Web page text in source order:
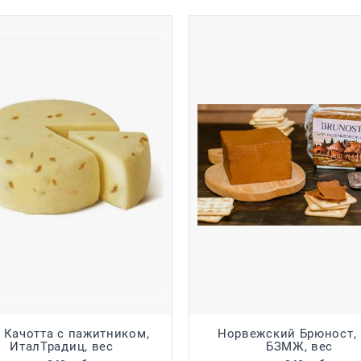
с пажитником,
ИталТрадиц, вес
Норвежский Брюност,
БЗМЖ, вес